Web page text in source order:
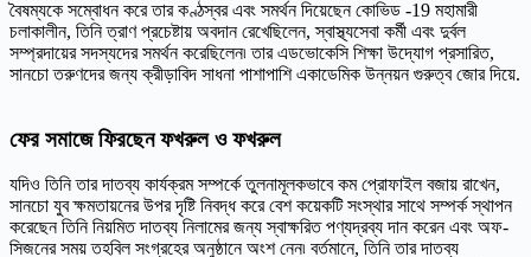
বৈষম্যকে সম্বোধন করে তার কণ্ঠস্বর এবং সমর্থন দিয়েছেন কোভিড -19 মহামারী
চলাকালীন, তিনি ত্রাণ প্রচেষ্টায় অবদান রেখেছিলেন, স্বাস্থ্যসেবা কর্মী এবং দুর্বল
সম্প্রদায়ের সদস্যদের সমর্থন করেছিলেন৷ তার এডভোকেসি শিক্ষা উদ্যোগ প্রসারিত,
সানচো তরুণদের জন্য ক্রীড়াবিদ সাধনা পাশাপাশি একাডেমিক উন্নয়ন গুরুত্ব জোর দিয়ে.
ফের সমাজে ফিরছেন ফখরুল ও ফখরুল
যদিও তিনি তার দাতব্য কার্যক্রম সম্পর্কে তুলনামূলকভাবে কম প্রোফাইল বজায় রাখেন,
সানচো যুব ক্ষমতায়নের উপর দৃষ্টি নিবদ্ধ করে বেশ কয়েকটি সংস্থার সাথে সম্পর্ক স্থাপন
করেছেন তিনি নিয়মিত দাতব্য নিলামের জন্য স্বাক্ষরিত পণ্যদ্রব্য দান করেন এবং অফ-
সিজনের সময় তহবিল সংগ্রহের অনুষ্ঠানে অংশ নেন৷ বর্তমানে, তিনি তার দাতব্য